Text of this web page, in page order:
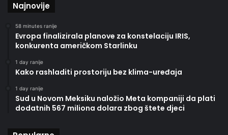
Najnovije
58 minutes ranije
Evropa finalizirala planove za konstelaciju IRIS,
konkurenta američkom Starlinku
1 day ranije
Kako rashladiti prostoriju bez klima-uređaja
1 day ranije
Sud u Novom Meksiku naložio Meta kompaniji da plati
dodatnih 567 miliona dolara zbog štete djeci